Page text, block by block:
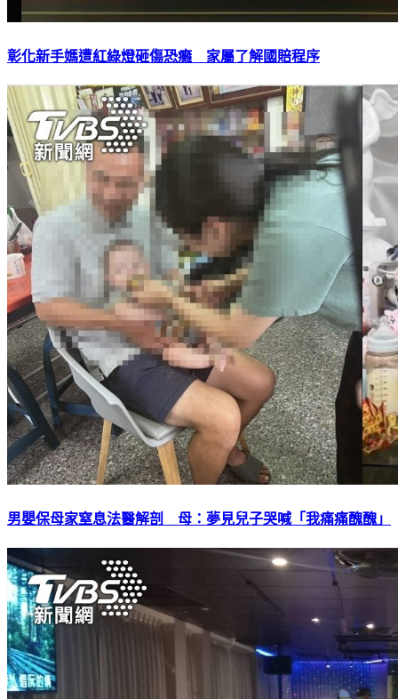
彰化新手媽遭紅綠燈砸傷恐癱 家屬了解國賠程序
男嬰保母家窒息法醫解剖 母：夢見兒子哭喊「我痛痛醜醜」